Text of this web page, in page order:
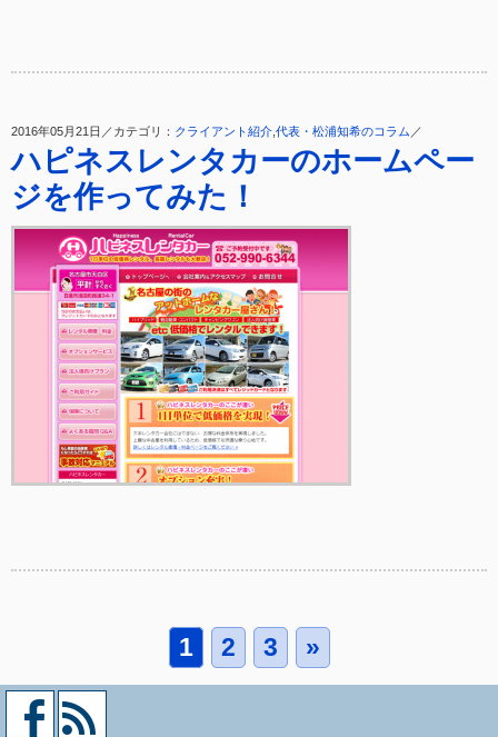
2016年05月21日／カテゴリ： クライアント紹介 代表・松浦知希のコラム ／
ハピネスレンタカーのホームペー
ジを作ってみた！
1 2 3 »